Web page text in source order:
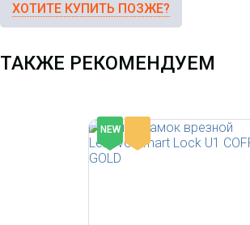
ХОТИТЕ КУПИТЬ ПОЗЖЕ?
ТАКЖЕ РЕКОМЕНДУЕМ
NEW
Умный замок врезной Lenovo